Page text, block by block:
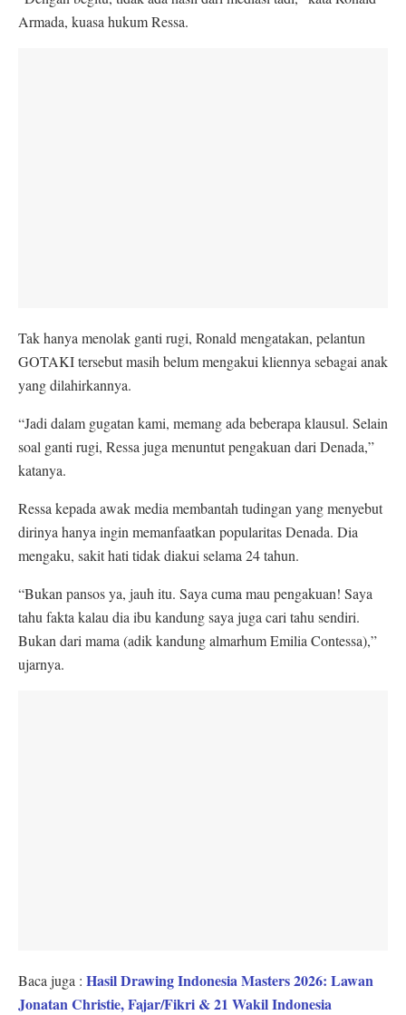
Armada, kuasa hukum Ressa.
Tak hanya menolak ganti rugi, Ronald mengatakan, pelantun
GOTAKI tersebut masih belum mengakui kliennya sebagai anak
yang dilahirkannya.
“Jadi dalam gugatan kami, memang ada beberapa klausul. Selain
soal ganti rugi, Ressa juga menuntut pengakuan dari Denada,”
katanya.
Ressa kepada awak media membantah tudingan yang menyebut
dirinya hanya ingin memanfaatkan popularitas Denada. Dia
mengaku, sakit hati tidak diakui selama 24 tahun.
“Bukan pansos ya, jauh itu. Saya cuma mau pengakuan! Saya
tahu fakta kalau dia ibu kandung saya juga cari tahu sendiri.
Bukan dari mama (adik kandung almarhum Emilia Contessa),”
ujarnya.
Baca juga : Hasil Drawing Indonesia Masters 2026: Lawan
Jonatan Christie, Fajar/Fikri & 21 Wakil Indonesia